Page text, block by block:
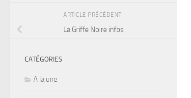
ARTICLE PRÉCÉDENT
La Griffe Noire infos
CATÉGORIES
A la une